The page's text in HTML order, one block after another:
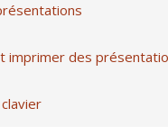
imprimer des